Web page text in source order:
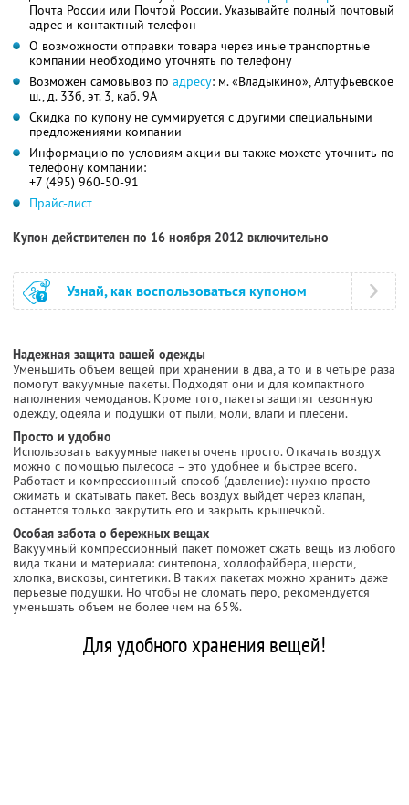
Почта России или Почтой России. Указывайте полный почтовый
адрес и контактный телефон
О возможности отправки товара через иные транспортные
компании необходимо уточнять по телефону
Возможен самовывоз по адресу: м. «Владыкино», Алтуфьевское
ш., д. 33б, эт. 3, каб. 9А
Скидка по купону не суммируется с другими специальными
предложениями компании
Информацию по условиям акции вы также можете уточнить по
телефону компании:
+7 (495) 960-50-91
Прайс-лист
Купон действителен по 16 ноября 2012 включительно
Узнай, как воспользоваться купоном
Надежная защита вашей одежды
Уменьшить объем вещей при хранении в два, а то и в четыре раза
помогут вакуумные пакеты. Подходят они и для компактного
наполнения чемоданов. Кроме того, пакеты защитят сезонную
одежду, одеяла и подушки от пыли, моли, влаги и плесени.
Просто и удобно
Использовать вакуумные пакеты очень просто. Откачать воздух
можно с помощью пылесоса – это удобнее и быстрее всего.
Работает и компрессионный способ (давление): нужно просто
сжимать и скатывать пакет. Весь воздух выйдет через клапан,
останется только закрутить его и закрыть крышечкой.
Особая забота о бережных вещах
Вакуумный компрессионный пакет поможет сжать вещь из любого
вида ткани и материала: синтепона, холлофайбера, шерсти,
хлопка, вискозы, синтетики. В таких пакетах можно хранить даже
перьевые подушки. Но чтобы не сломать перо, рекомендуется
уменьшать объем не более чем на 65%.
Для удобного хранения вещей!